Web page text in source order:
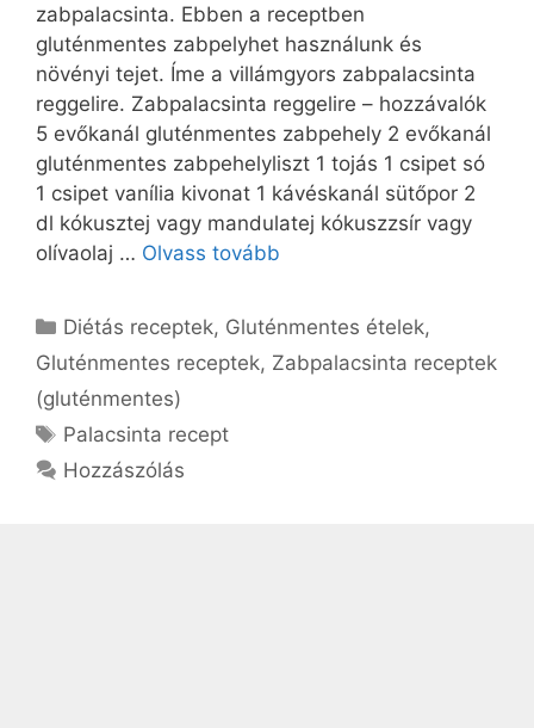
zabpalacsinta. Ebben a receptben
gluténmentes zabpelyhet használunk és
növényi tejet. Íme a villámgyors zabpalacsinta
reggelire. Zabpalacsinta reggelire – hozzávalók
5 evőkanál gluténmentes zabpehely 2 evőkanál
gluténmentes zabpehelyliszt 1 tojás 1 csipet só
1 csipet vanília kivonat 1 kávéskanál sütőpor 2
dl kókusztej vagy mandulatej kókuszzsír vagy
olívaolaj … Olvass tovább
Kategória
Diétás receptek, Gluténmentes ételek,
Gluténmentes receptek, Zabpalacsinta receptek
(gluténmentes)
Címkék
Palacsinta recept
Hozzászólás